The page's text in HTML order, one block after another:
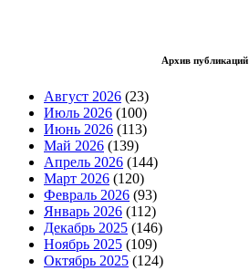
Архив публикаций
Август 2026 (23)
Июль 2026 (100)
Июнь 2026 (113)
Май 2026 (139)
Апрель 2026 (144)
Март 2026 (120)
Февраль 2026 (93)
Январь 2026 (112)
Декабрь 2025 (146)
Ноябрь 2025 (109)
Октябрь 2025 (124)